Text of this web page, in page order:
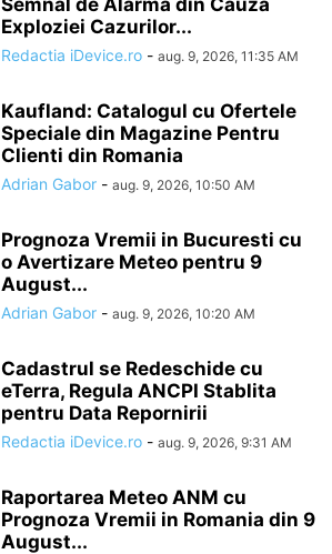
Exploziei Cazurilor...
Redactia iDevice.ro - aug. 9, 2026, 11:35 AM
Kaufland: Catalogul cu Ofertele
Speciale din Magazine Pentru
Clienti din Romania
Adrian Gabor - aug. 9, 2026, 10:50 AM
Prognoza Vremii in Bucuresti cu
o Avertizare Meteo pentru 9
August...
Adrian Gabor - aug. 9, 2026, 10:20 AM
Cadastrul se Redeschide cu
eTerra, Regula ANCPI Stablita
pentru Data Repornirii
Redactia iDevice.ro - aug. 9, 2026, 9:31 AM
Raportarea Meteo ANM cu
Prognoza Vremii in Romania din 9
August...